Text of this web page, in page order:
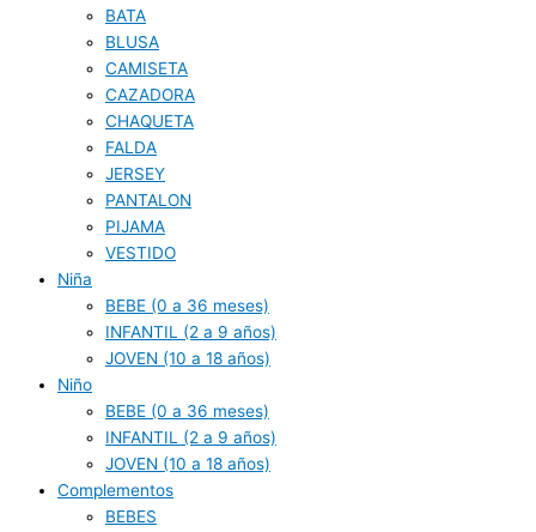
BATA
BLUSA
CAMISETA
CAZADORA
CHAQUETA
FALDA
JERSEY
PANTALON
PIJAMA
VESTIDO
Niña
BEBE (0 a 36 meses)
INFANTIL (2 a 9 años)
JOVEN (10 a 18 años)
Niño
BEBE (0 a 36 meses)
INFANTIL (2 a 9 años)
JOVEN (10 a 18 años)
Complementos
BEBES